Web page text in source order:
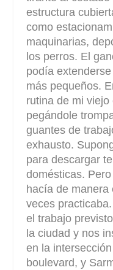
estructura
como
maquinarias,
los perros. El
podía
más pequeños.
rutina de mi
pegándole
guantes de
exhausto.
para descargar
domésticas.
hacía de manera
veces
el trabajo
la ciudad y nos
en la
boulevard, y